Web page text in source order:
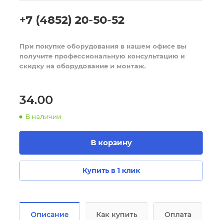
+7 (4852) 20-50-52
При покупке оборудования в нашем офисе вы
получите профессиональную консультацию и
скидку на оборудование и монтаж.
34.00
В наличии
В корзину
Купить в 1 клик
Описание Как купить Оплата